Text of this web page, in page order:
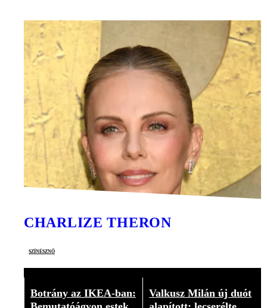
CHARLIZE THERON
színésznő
Botrány az IKEA-ban:
Valkusz Milán új duót